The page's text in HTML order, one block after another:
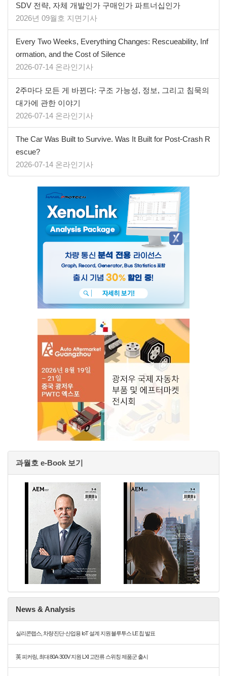
SDV 전략, 자체 개발인가 구매인가 파트너십인가
2026년 09월호 지면기사
Every Two Weeks, Everything Changes: Rescueability, Inf
ormation, and the Cost of Silence
2026-07-14 온라인기사
2주마다 모든 게 바뀐다: 구조 가능성, 정보, 그리고 침묵의
대가에 관한 이야기
2026-07-14 온라인기사
The Car Was Built to Survive. Was It Built for Post-Crash R
escue?
2026-07-14 온라인기사
과월호 e-Book 보기
News & Analysis
실리콘랩스, 차량 진단·산업용 IoT 설계 지원 블루투스 LE 칩 발표
英 피커링, 최대 80A·300V 지원 LXI 고전류 스위칭 제품군 출시